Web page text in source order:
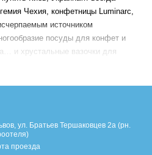
Чехия, конфетницы Luminarc,
источником
посуды для конфет и
и хрустальные вазочки для
и безопасности.
Украина… предлагаем в разделе
выбор конфетниц из хрусталя и
ул. Братьев Тершаковцев 2а (рн.
проезда